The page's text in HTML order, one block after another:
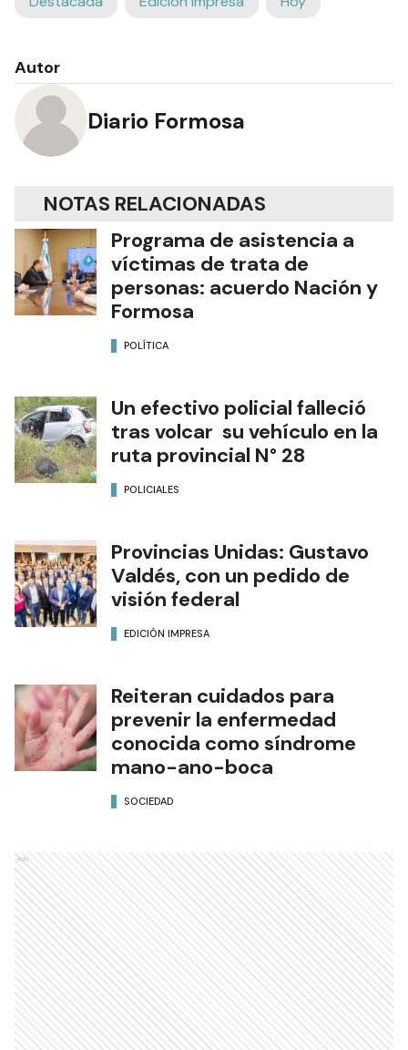
Autor
Diario Formosa
NOTAS RELACIONADAS
Programa de asistencia a
víctimas de trata de
personas: acuerdo Nación y
Formosa
POLÍTICA
Un efectivo policial falleció
tras volcar su vehículo en la
ruta provincial N° 28
POLICIALES
Provincias Unidas: Gustavo
Valdés, con un pedido de
visión federal
EDICIÓN IMPRESA
Reiteran cuidados para
prevenir la enfermedad
conocida como síndrome
mano-ano-boca
SOCIEDAD
Ads